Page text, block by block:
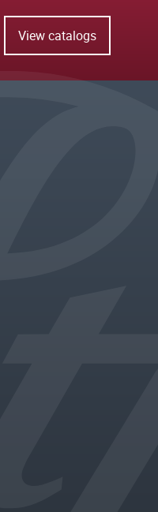
View catalogs